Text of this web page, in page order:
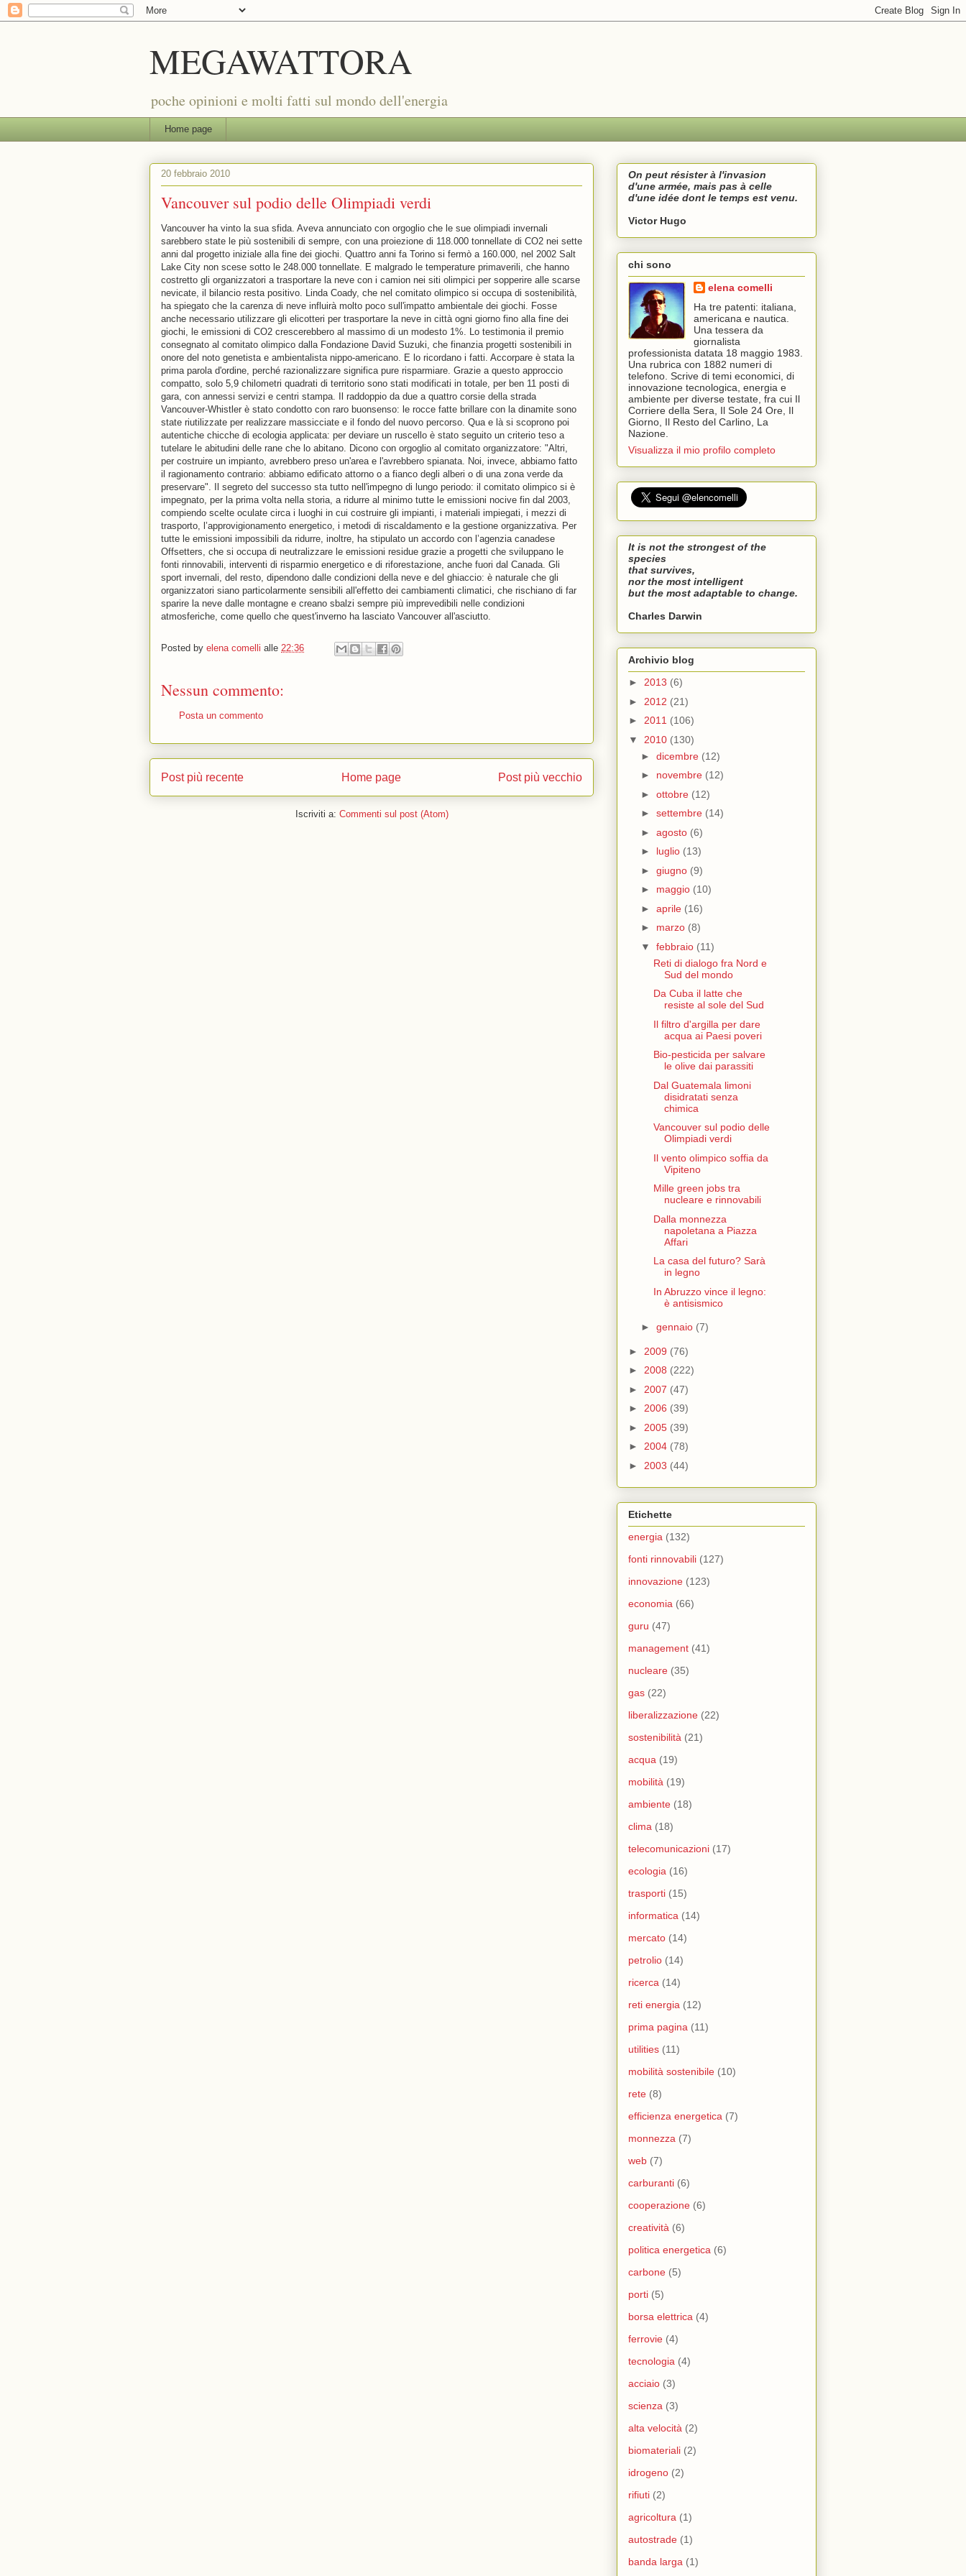
MEGAWATTORA
poche opinioni e molti fatti sul mondo dell'energia
Home page
20 febbraio 2010
Vancouver sul podio delle Olimpiadi verdi
Vancouver ha vinto la sua sfida. Aveva annunciato con orgoglio che le sue olimpiadi invernali
sarebbero state le più sostenibili di sempre, con una proiezione di 118.000 tonnellate di CO2 nei sette
anni dal progetto iniziale alla fine dei giochi. Quattro anni fa Torino si fermò a 160.000, nel 2002 Salt
Lake City non scese sotto le 248.000 tonnellate. E malgrado le temperature primaverili, che hanno
costretto gli organizzatori a trasportare la neve con i camion nei siti olimpici per sopperire alle scarse
nevicate, il bilancio resta positivo. Linda Coady, che nel comitato olimpico si occupa di sostenibilità,
ha spiegato che la carenza di neve influirà molto poco sull'impatto ambientale dei giochi. Fosse
anche necessario utilizzare gli elicotteri per trasportare la neve in città ogni giorno fino alla fine dei
giochi, le emissioni di CO2 crescerebbero al massimo di un modesto 1%. Lo testimonia il premio
consegnato al comitato olimpico dalla Fondazione David Suzuki, che finanzia progetti sostenibili in
onore del noto genetista e ambientalista nippo-americano. E lo ricordano i fatti. Accorpare è stata la
prima parola d'ordine, perché razionalizzare significa pure risparmiare. Grazie a questo approccio
compatto, solo 5,9 chilometri quadrati di territorio sono stati modificati in totale, per ben 11 posti di
gara, con annessi servizi e centri stampa. Il raddoppio da due a quattro corsie della strada
Vancouver-Whistler è stato condotto con raro buonsenso: le rocce fatte brillare con la dinamite sono
state riutilizzate per realizzare massicciate e il fondo del nuovo percorso. Qua e là si scoprono poi
autentiche chicche di ecologia applicata: per deviare un ruscello è stato seguito un criterio teso a
tutelare le abitudini delle rane che lo abitano. Dicono con orgoglio al comitato organizzatore: "Altri,
per costruire un impianto, avrebbero preso un'area e l'avrebbero spianata. Noi, invece, abbiamo fatto
il ragionamento contrario: abbiamo edificato attorno o a fianco degli alberi o di una zona verde da
preservare". Il segreto del successo sta tutto nell'impegno di lungo periodo: il comitato olimpico si è
impegnato, per la prima volta nella storia, a ridurre al minimo tutte le emissioni nocive fin dal 2003,
compiendo scelte oculate circa i luoghi in cui costruire gli impianti, i materiali impiegati, i mezzi di
trasporto, l’approvigionamento energetico, i metodi di riscaldamento e la gestione organizzativa. Per
tutte le emissioni impossibili da ridurre, inoltre, ha stipulato un accordo con l’agenzia canadese
Offsetters, che si occupa di neutralizzare le emissioni residue grazie a progetti che sviluppano le
fonti rinnovabili, interventi di risparmio energetico e di riforestazione, anche fuori dal Canada. Gli
sport invernali, del resto, dipendono dalle condizioni della neve e del ghiaccio: è naturale che gli
organizzatori siano particolarmente sensibili all'effetto dei cambiamenti climatici, che rischiano di far
sparire la neve dalle montagne e creano sbalzi sempre più imprevedibili nelle condizioni
atmosferiche, come quello che quest'inverno ha lasciato Vancouver all'asciutto.
Posted by elena comelli alle 22:36
Nessun commento:
Posta un commento
Post più recente Post più vecchio
Home page
Iscriviti a: Commenti sul post (Atom)
On peut résister à l'invasion
d'une armée, mais pas à celle
d'une idée dont le temps est venu.
Victor Hugo
chi sono
elena comelli
Ha tre patenti: italiana,
americana e nautica.
Una tessera da
giornalista
professionista datata 18 maggio 1983.
Una rubrica con 1882 numeri di
telefono. Scrive di temi economici, di
innovazione tecnologica, energia e
ambiente per diverse testate, fra cui Il
Corriere della Sera, Il Sole 24 Ore, Il
Giorno, Il Resto del Carlino, La
Nazione.
Visualizza il mio profilo completo
It is not the strongest of the
species
that survives,
nor the most intelligent
but the most adaptable to change.
Charles Darwin
Archivio blog
► 2013 (6)
► 2012 (21)
► 2011 (106)
▼ 2010 (130)
► dicembre (12)
► novembre (12)
► ottobre (12)
► settembre (14)
► agosto (6)
► luglio (13)
► giugno (9)
► maggio (10)
► aprile (16)
► marzo (8)
▼ febbraio (11)
Reti di dialogo fra Nord e
Sud del mondo
Da Cuba il latte che
resiste al sole del Sud
Il filtro d'argilla per dare
acqua ai Paesi poveri
Bio-pesticida per salvare
le olive dai parassiti
Dal Guatemala limoni
disidratati senza
chimica
Vancouver sul podio delle
Olimpiadi verdi
Il vento olimpico soffia da
Vipiteno
Mille green jobs tra
nucleare e rinnovabili
Dalla monnezza
napoletana a Piazza
Affari
La casa del futuro? Sarà
in legno
In Abruzzo vince il legno:
è antisismico
► gennaio (7)
► 2009 (76)
► 2008 (222)
► 2007 (47)
► 2006 (39)
► 2005 (39)
► 2004 (78)
► 2003 (44)
Etichette
energia (132)
fonti rinnovabili (127)
innovazione (123)
economia (66)
guru (47)
management (41)
nucleare (35)
gas (22)
liberalizzazione (22)
sostenibilità (21)
acqua (19)
mobilità (19)
ambiente (18)
clima (18)
telecomunicazioni (17)
ecologia (16)
trasporti (15)
informatica (14)
mercato (14)
petrolio (14)
ricerca (14)
reti energia (12)
prima pagina (11)
utilities (11)
mobilità sostenibile (10)
rete (8)
efficienza energetica (7)
monnezza (7)
web (7)
carburanti (6)
cooperazione (6)
creatività (6)
politica energetica (6)
carbone (5)
porti (5)
borsa elettrica (4)
ferrovie (4)
tecnologia (4)
acciaio (3)
scienza (3)
alta velocità (2)
biomateriali (2)
idrogeno (2)
rifiuti (2)
agricoltura (1)
autostrade (1)
banda larga (1)